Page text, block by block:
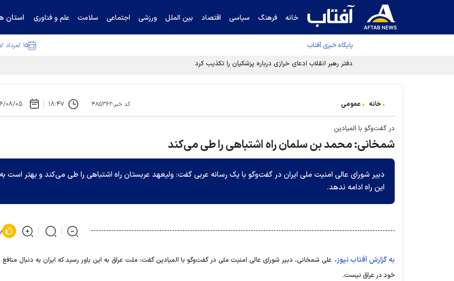
خانه فرهنگ سیاسی اقتصاد بین الملل ورزشی اجتماعی سلامت علم و فناوری استان
پایگاه خبری آفتاب ۱۵ /مرداد /۱۴۰۵
دفتر رهبر انقلاب ادعای خرازی درباره پزشکیان را تکذیب کرد
خانه عمومی کد خبر:۴۸۵۳۶۲ ۱۸:۴۷ ۱۳۹۶/
در گفت‌وگو با المیادین
شمخانی: محمد بن سلمان راه اشتباهی را طی می‌کند
دبیر شورای عالی امنیت ملی ایران در گفت‌وگو با یک رسانه عربی گفت: ولیعهد عربستان راه اشتباهی را طی می‌کند و بهتر است به
این راه ادامه ندهد.
به گزارش آفتاب نیوز، علی شمخانی، دبیر شورای عالی امنیت ملی در گفت‌وگو با المیادین گفت: ملت عراق به این باور رسید که ایران به دنبال
خود در عراق نیست.